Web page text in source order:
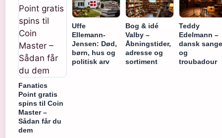
Fanatics
Point gratis
spins til Coin
Master –
Sådan får du
dem
Uffe
Ellemann-
Jensen: Død,
børn, hus og
politisk arv
Bog & idé
Valby –
Åbningstider,
adresse og
sortiment
Teddy
Edelmann –
dansk
og
troubadour